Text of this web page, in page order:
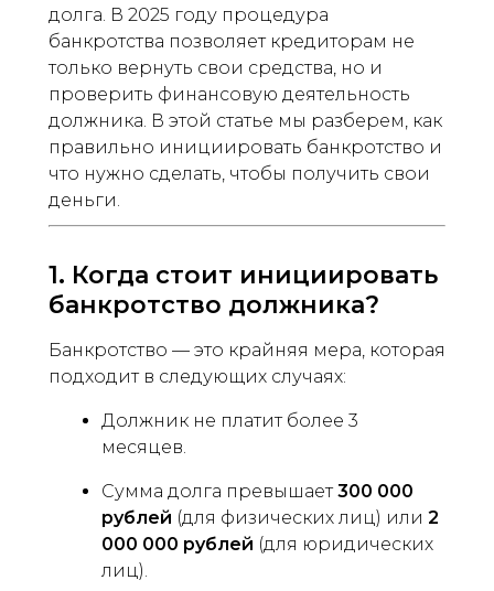
долга. В 2025 году процедура
банкротства позволяет кредиторам не
только вернуть свои средства, но и
проверить финансовую деятельность
должника. В этой статье мы разберем, как
правильно инициировать банкротство и
что нужно сделать, чтобы получить свои
деньги.
1. Когда стоит инициировать
банкротство должника?
Банкротство — это крайняя мера, которая
подходит в следующих случаях:
Должник не платит более 3
месяцев.
Сумма долга превышает300 000
рублей (для физических лиц) или 2
000 000 рублей (для юридических
лиц).